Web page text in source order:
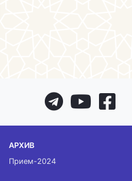
АРХИВ
Прием-2024